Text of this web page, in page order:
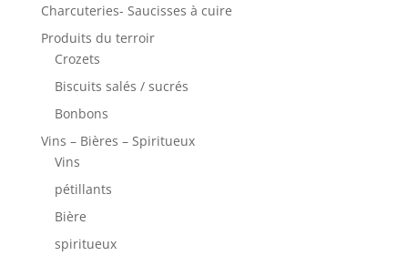
Charcuteries- Saucisses à cuire
Produits du terroir
Crozets
Biscuits salés / sucrés
Bonbons
Vins – Bières – Spiritueux
Vins
pétillants
Bière
spiritueux